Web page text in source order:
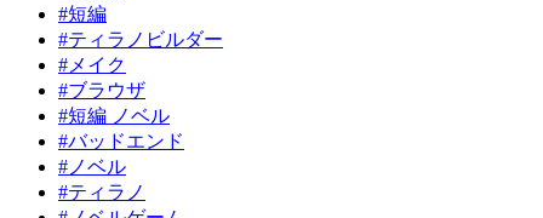
#短編
#ティラノビルダー
#メイク
#ブラウザ
#短編 ノベル
#バッドエンド
#ノベル
#ティラノ